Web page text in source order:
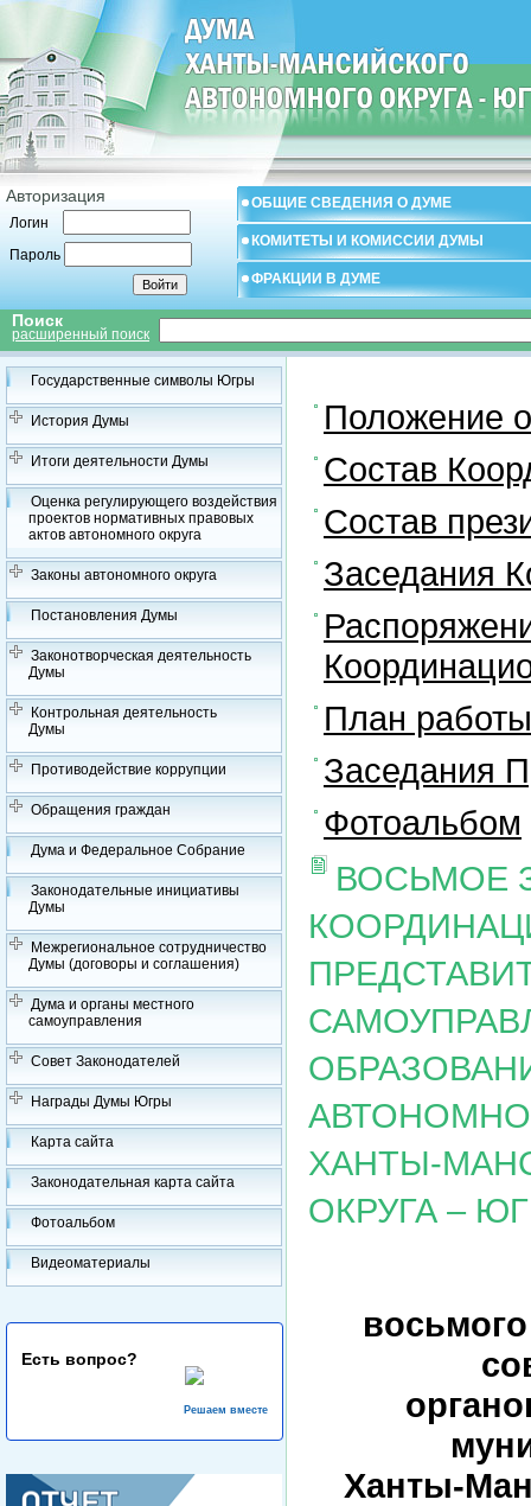
Авторизация
Логин
Пароль
ОБЩИЕ СВЕДЕНИЯ О ДУМЕ
КОМИТЕТЫ И КОМИССИИ ДУМЫ
ФРАКЦИИ В ДУМЕ
Поиск
расширенный поиск
Государственные символы Югры
История Думы
Итоги деятельности Думы
Оценка регулирующего воздействия
проектов нормативных правовых
актов автономного округа
Законы автономного округа
Постановления Думы
Законотворческая деятельность
Думы
Контрольная деятельность
Думы
Противодействие коррупции
Обращения граждан
Дума и Федеральное Собрание
Законодательные инициативы
Думы
Межрегиональное сотрудничество
Думы (договоры и соглашения)
Дума и органы местного
самоуправления
Совет Законодателей
Награды Думы Югры
Карта сайта
Законодательная карта сайта
Фотоальбом
Видеоматериалы
Есть вопрос?
Решаем вместе
Положение
Состав
Состав
Заседания
План
Заседания
Фотоальбом
ВОСЬМОЕ
ХАНТЫ-
ОКРУГА –
Ханты-